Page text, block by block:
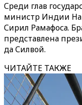
Среди глав
министр Индии
Сирил Рамафоса.
представлена
да Силвой.
ЧИТАЙТЕ ТАКЖЕ